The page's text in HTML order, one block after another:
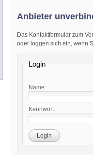
Anbieter
Das Kontaktformular zum
oder loggen sich ein, wenn
Login
Name:
Kennwort:
Login